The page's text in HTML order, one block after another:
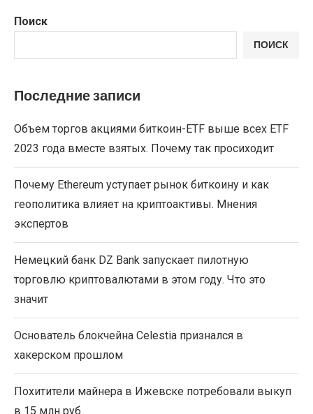
Поиск
ПОИСК
Последние записи
Объем торгов акциями биткоин-ETF выше всех ETF
2023 года вместе взятых. Почему так просиходит
Почему Ethereum уступает рынок биткоину и как
геополитика влияет на криптоактивы. Мнения
экспертов
Немецкий банк DZ Bank запускает пилотную
торговлю криптовалютами в этом году. Что это
значит
Основатель блокчейна Celestia признался в
хакерском прошлом
Похитители майнера в Ижевске потребовали выкуп
в 15 млн руб.